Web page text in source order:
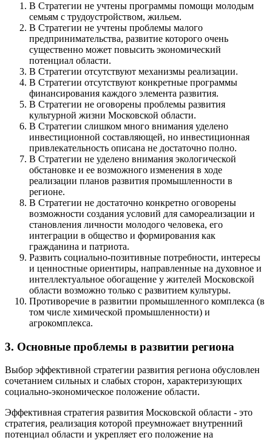
В Стратегии не учтены программы помощи молодым
семьям с трудоустройством, жильем.
В Стратегии не учтены проблемы малого
предпринимательства, развитие которого очень
существенно может повысить экономический
потенциал области.
В Стратегии отсутствуют механизмы реализации.
В Стратегии отсутствуют конкретные программы
финансирования каждого элемента развития.
В Стратегии не оговорены проблемы развития
культурной жизни Московской области.
В Стратегии слишком много внимания уделено
инвестиционной составляющей, но инвестиционная
привлекательность описана не достаточно полно.
В Стратегии не уделено внимания экологической
обстановке и ее возможного изменения в ходе
реализации планов развития промышленности в
регионе.
В Стратегии не достаточно конкретно оговорены
возможности создания условий для самореализации и
становления личности молодого человека, его
интеграции в общество и формирования как
гражданина и патриота.
Развить социально-позитивные потребности, интересы
и ценностные ориентиры, направленные на духовное и
интеллектуальное обогащение у жителей Московской
области возможно только с развитием культуры.
Противоречие в развитии промышленного комплекса (в
том числе химической промышленности) и
агрокомплекса.
3. Основные проблемы в развитии региона
Выбор эффективной стратегии развития региона обусловлен
сочетанием сильных и слабых сторон, характеризующих
социально-экономическое положение области.
Эффективная стратегия развития Московской области - это
стратегия, реализация которой преумножает внутренний
потенциал области и укрепляет его положение на